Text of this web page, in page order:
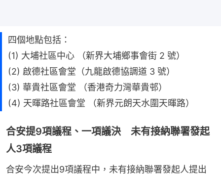
四個地點包括：
(1) 大埔社區中心 （新界大埔鄉事會街 2 號）
(2) 啟德社區會堂（九龍啟德協調道 3 號）
(3) 華貴社區會堂 （香港奇力灣華貴邨）
(4) 天暉路社區會堂 （新界元朗天水圍天暉路）
合安提9項議程、一項議決 未有接納聯署發起
人3項議程
合安今次提出9項議程中，未有接納聯署發起人提出